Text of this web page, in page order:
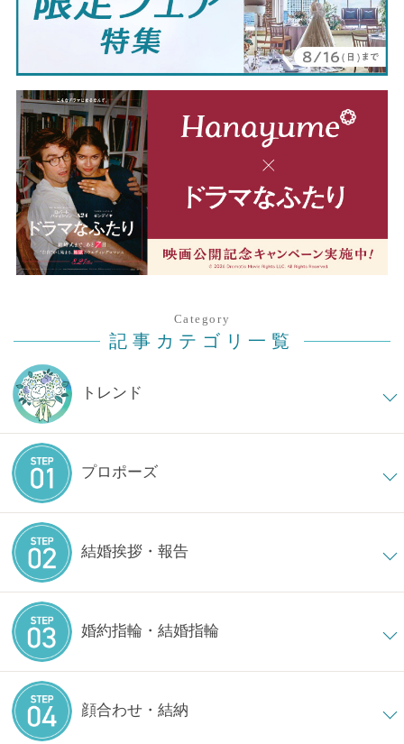
Category
記事カテゴリ一覧
トレンド
プロポーズ
結婚挨拶・報告
婚約指輪・結婚指輪
顔合わせ・結納